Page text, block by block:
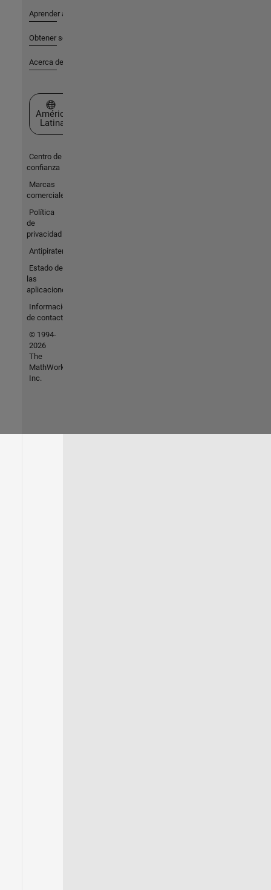
Aprender a utilizar
Obtener soporte
Acerca de MathWorks
Seleccione un país/idioma
América
Latina
Centro de
confianza
Marcas
comerciales
Política
de
privacidad
Antipiratería
Estado de
las
aplicaciones
Información
de contacto
© 1994-
2026
The
MathWorks,
Inc.